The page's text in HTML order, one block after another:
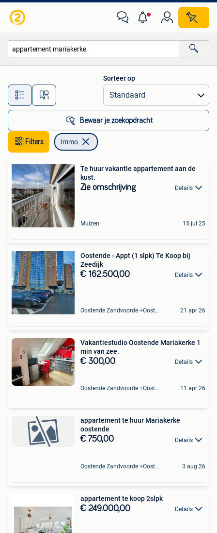
Alle afstanden…
Sorteer op
Bewaar je zoekopdracht
Filters Immo
Te huur vakantie appartement aan de
kust.
Zie omschrijving Details
Muizen 15 jul 25
Oostende - Appt (1 slpk) Te Koop bij
Zeedijk
€ 162.500,00 Details
Oostende Zandvoorde +Oostende 21 apr 26
Vakantiestudio Oostende Mariakerke 1
min van zee.
€ 300,00 Details
Oostende Zandvoorde +Oostende 11 apr 26
appartement te huur Mariakerke
oostende
€ 750,00 Details
Oostende Zandvoorde +Oostende 3 aug 26
appartement te koop 2slpk
€ 249.000,00 Details